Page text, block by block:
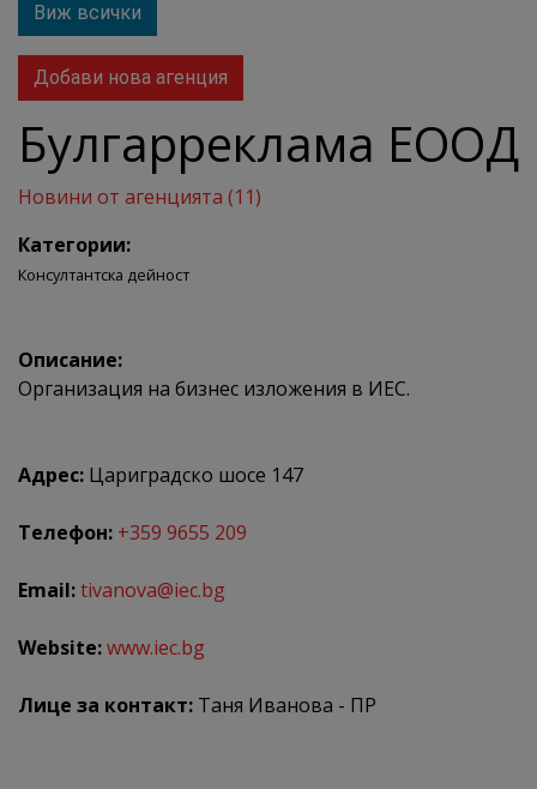
Виж всички
Добави нова агенция
Булгарреклама ЕООД
Новини от агенцията (11)
Категории:
Консултантска дейност
Описание:
Организация на бизнес изложения в ИЕС.
Адрес: Цариградско шосе 147
Телефон: +359 9655 209
Email:tivanova@iec.bg
Website:www.iec.bg
Лице за контакт: Таня Иванова - ПР